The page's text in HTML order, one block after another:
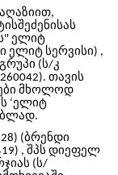
შეძენისას
ელიტ
ელიტ სერვისი) ,
(ს/კ
. თავის
მხოლოდ
‘ელიტ
(ბრენდი
, შპს დიეფელ
(ს/